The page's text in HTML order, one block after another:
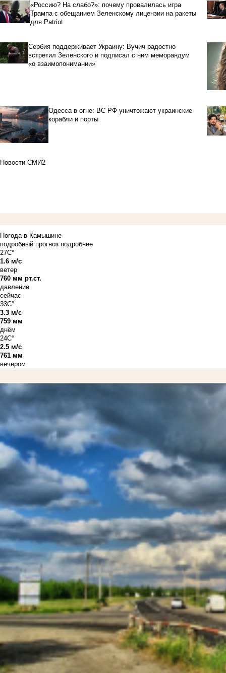
«Россию? На слабо?»: почему провалилась игра
Трампа с обещанием Зеленскому лицензии на ракеты
для Patriot
Сербия поддерживает Украину: Вучич радостно
встретил Зеленского и подписал с ним меморандум
«о взаимопонимании»
Одесса в огне: ВС РФ уничтожают украинские
корабли и порты
Новости СМИ2
Погода в Камышине
подробный прогноз подробнее
27C°
1.6 м/с
ветер
760 мм рт.ст.
давление
сейчас
33C°
3.3 м/с
759 мм
днём
24C°
2.5 м/с
761 мм
вечером